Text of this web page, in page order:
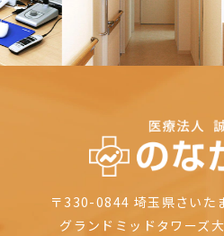
〒330-0844 埼玉県さいた
グランドミッドタワーズ